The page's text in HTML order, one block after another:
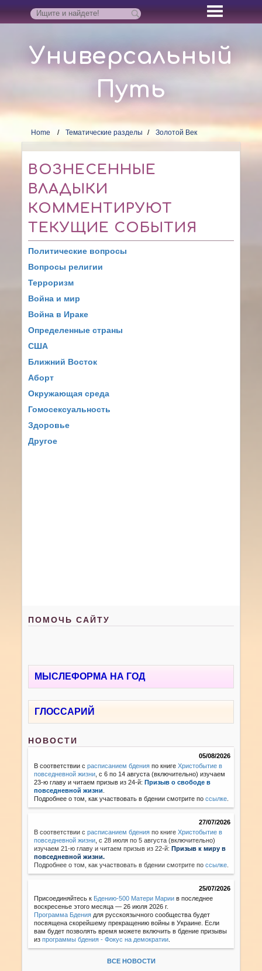
Универсальный
Путь
Home Тематические разделы Золотой Век
ВОЗНЕСЕННЫЕ
ВЛАДЫКИ
КОММЕНТИРУЮТ
ТЕКУЩИЕ СОБЫТИЯ
Политические вопросы
Вопросы религии
Терроризм
Война и мир
Война в Ираке
Определенные страны
США
Ближний Восток
Аборт
Окружающая среда
Гомосексуальность
Здоровье
Другое
ПОМОЧЬ САЙТУ
МЫСЛЕФОРМА НА ГОД
ГЛОССАРИЙ
НОВОСТИ
05/08/2026
В соответствии срасписанием бдения по книгеХристобытие в
повседневной жизни , с 6 по 14 августа (включительно) изучаем
23-ю главу и читаем призыв из 24-й:Призыв о свободе в
повседневной жизни
Подробнее о том, как участвовать в бдении смотрите поссылке
27/07/2026
В соответствии с расписанием бдения по книгеХристобытие в
повседневной жизни с 28 июля по 5 августа (включительно)
изучаем 21-ю главу и читаем призыв из 22-й:Призыв к миру в
повседневной жизни.
Подробнее о том, как участвовать в бдении смотрите поссылке
25/07/2026
Присоединяйтесь к Бдению-500 Матери Марии в последнее
воскресенье этого месяца — 26 июля 2026 г.
Программа Бдения для русскоязычного сообщества будет
посвящена скорейшему прекращению войны в Украине. Если
вам будет позволять время можете включить в бдение призывы
изпрограммы бдения - Фокус на демократии
ВСЕ НОВОСТИ